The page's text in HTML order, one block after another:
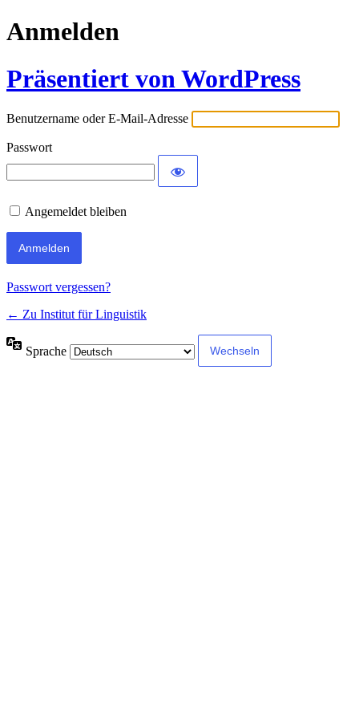
Anmelden
Präsentiert von WordPress
Benutzername oder E-Mail-Adresse
Passwort
Angemeldet bleiben
Passwort vergessen?
← Zu Institut für Linguistik
Sprache